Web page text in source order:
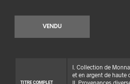
VENDU
TITRE COMPLET
I. Collection de
et en argent de haute
II. Provenances